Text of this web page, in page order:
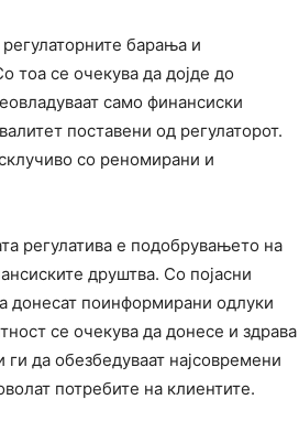
барања и
тоа се очекува да дојде до
само финансиски
поставени од регулаторот.
со реномирани и
регулатива е подобрувањето на
друштва. Со појасни
донесат поинформирани одлуки
се очекува да донесе и здрава
да обезбедуваат најсовремени
потребите на клиентите.